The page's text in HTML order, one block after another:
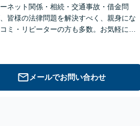
ネット関係・相続・交通事故・借金問
皆様の法律問題を解決すべく、親身にな
ミ・リピーターの方も多数。お気軽にお
メールでお問い合わせ